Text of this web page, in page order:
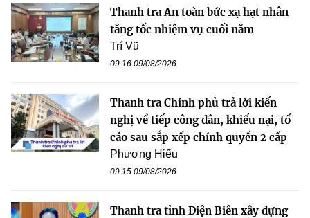
Thanh tra An toàn bức xạ hạt nhân
tăng tốc nhiệm vụ cuối năm
Trí Vũ
09:16 09/08/2026
Thanh tra Chính phủ trả lời kiến
nghị về tiếp công dân, khiếu nại, tố
cáo sau sắp xếp chính quyền 2 cấp
Phương Hiếu
09:15 09/08/2026
Thanh tra tỉnh Điện Biên xây dựng